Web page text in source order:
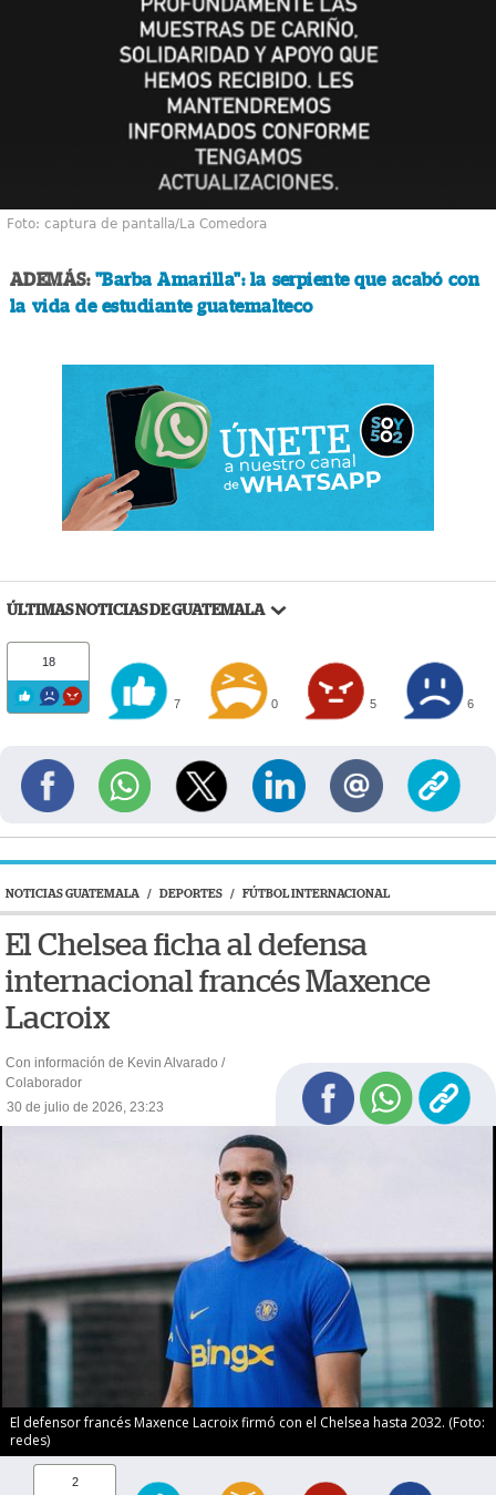
Foto: captura de pantalla/La Comedora
ADEMÁS: "Barba Amarilla": la serpiente que acabó con
la vida de estudiante guatemalteco
ÚLTIMAS NOTICIAS DE GUATEMALA
18
7 0 5 6
NOTICIAS GUATEMALA / DEPORTES / FÚTBOL INTERNACIONAL
El Chelsea ficha al defensa
internacional francés Maxence
Lacroix
Con información de Kevin Alvarado /
Colaborador
30 de julio de 2026, 23:23
El defensor francés Maxence Lacroix firmó con el Chelsea hasta 2032. (Foto:
redes)
2